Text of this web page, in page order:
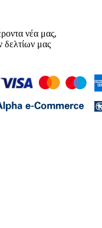
νέα μας,
δελτίων μας